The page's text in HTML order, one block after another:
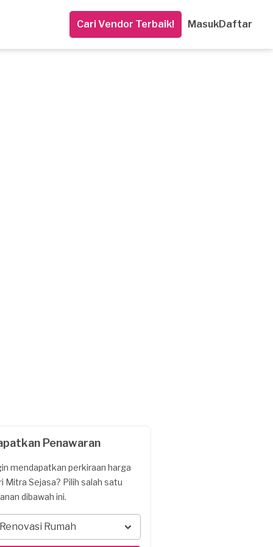
Cari Vendor Terbaik! MasukDaftar
Penawaran
mendapatkan perkiraan harga
Mitra Sejasa? Pilih salah satu
dibawah ini.
Renovasi Rumah